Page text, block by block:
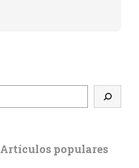
Artículos populares